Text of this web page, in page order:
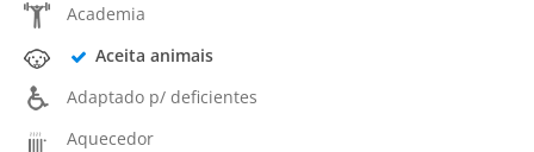
Academia
Aceita animais
Adaptado p/ deficientes
Aquecedor